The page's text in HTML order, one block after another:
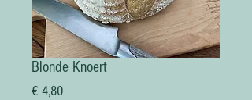
Blonde Knoert
€ 4,80Prijs